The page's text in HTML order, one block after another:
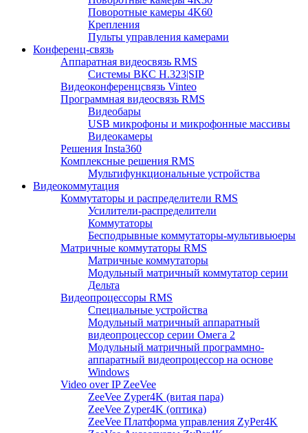
Поворотные камеры 4K60
Крепления
Пульты управления камерами
Конференц-связь
Аппаратная видеосвязь RMS
Системы ВКС H.323|SIP
Видеоконференцсвязь Vinteo
Программная видеосвязь RMS
Видеобары
USB микрофоны и микрофонные массивы
Видеокамеры
Решения Insta360
Комплексные решения RMS
Мультифункциональные устройства
Видеокоммутация
Коммутаторы и распределители RMS
Усилители-распределители
Коммутаторы
Бесподрывные коммутаторы-мультивьюеры
Матричные коммутаторы RMS
Матричные коммутаторы
Модульный матричный коммутатор серии
Дельта
Видеопроцессоры RMS
Специальные устройства
Модульный матричный аппаратный
видеопроцессор серии Омега 2
Модульный матричный программно-
аппаратный видеопроцессор на основе
Windows
Video over IP ZeeVee
ZeeVee Zyper4K (витая пара)
ZeeVee Zyper4K (оптика)
ZeeVee Платформа управления ZyPer4K